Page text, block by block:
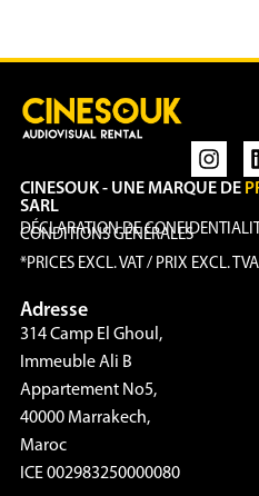
CINESOUK - UNE MARQUE DE
SARL
DÉCLARATION DE
CONDITIONS GÉNÉRALES
*PRICES EXCL. VAT / PRIX EXCL. TVA
Adresse
314 Camp El Ghoul,
Immeuble Ali B
Appartement No5,
40000 Marrakech,
Maroc
ICE 002983250000080